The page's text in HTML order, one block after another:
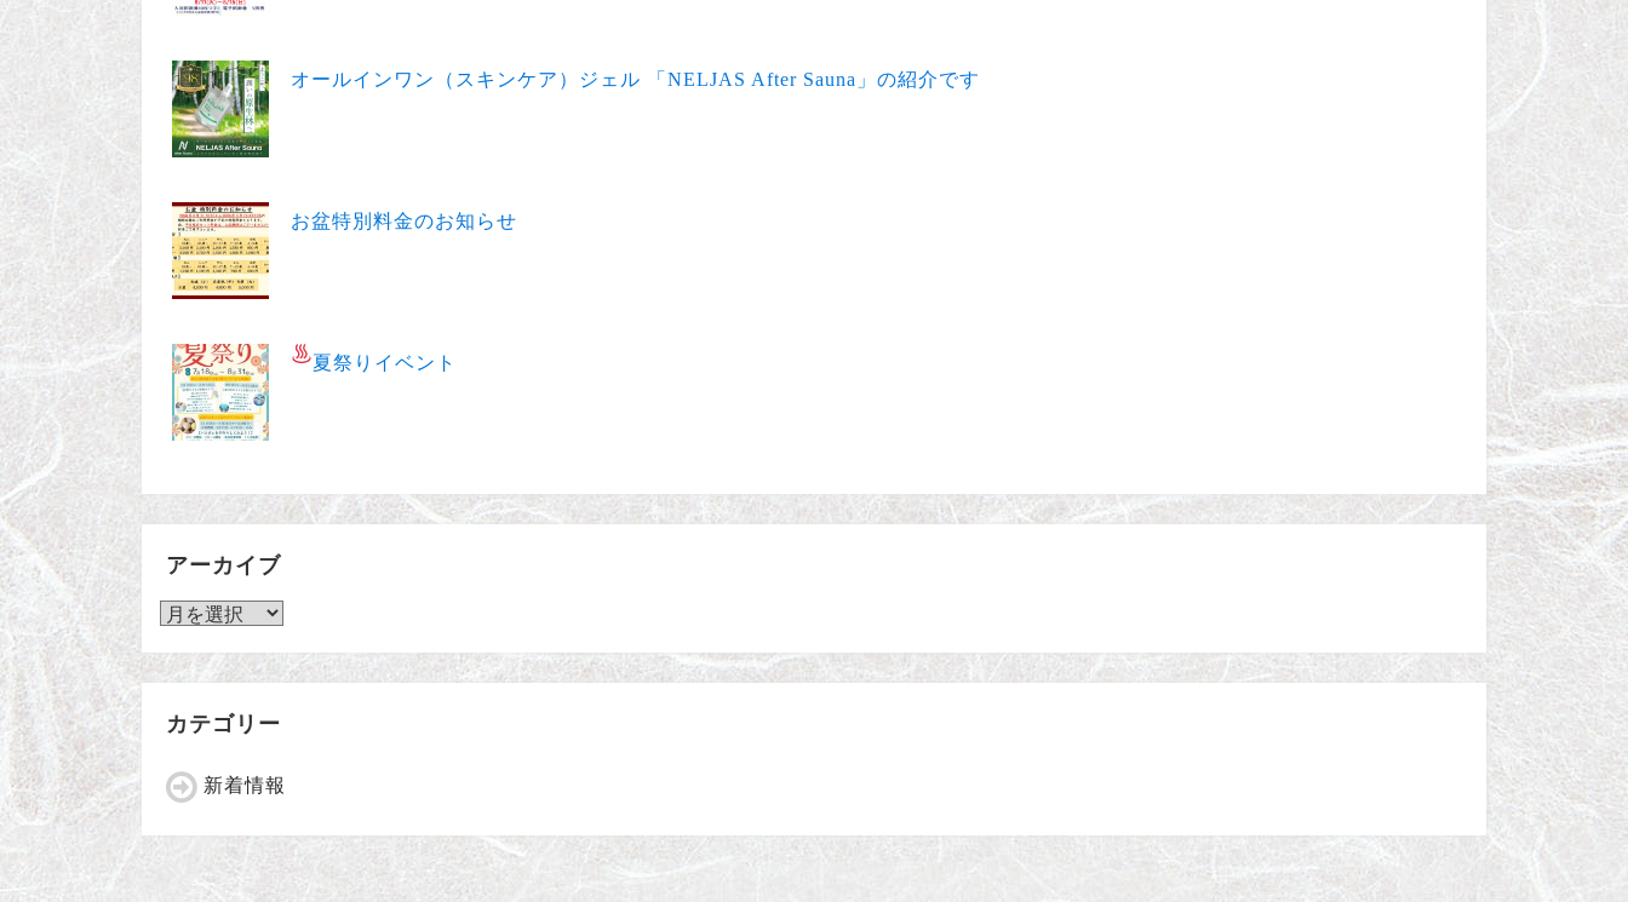
オールインワン（スキンケア）ジェル 「NELJAS After Sauna」の紹介です
お盆特別料金のお知らせ
夏祭りイベント
アーカイブ
ア
ー
イ
ブ
カテゴリー
新着情報